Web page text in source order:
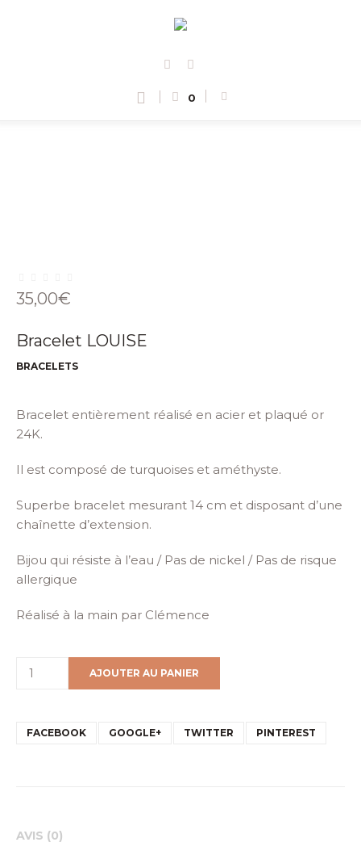
0
35,00€
Bracelet LOUISE
BRACELETS
Bracelet entièrement réalisé en acier et plaqué or
24K.
Il est composé de turquoises et améthyste.
Superbe bracelet mesurant 14 cm et disposant d’une
chaînette d’extension.
Bijou qui résiste à l’eau / Pas de nickel / Pas de risque
allergique
Réalisé à la main par Clémence
AJOUTER AU PANIER
FACEBOOK GOOGLE+ TWITTER PINTEREST
AVIS (0)